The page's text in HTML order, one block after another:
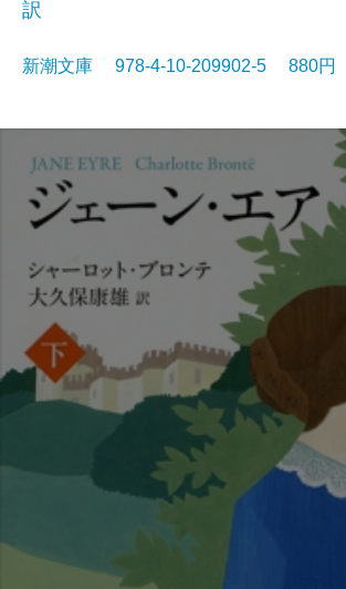
訳
新潮文庫 978-4-10-209902-5 880円